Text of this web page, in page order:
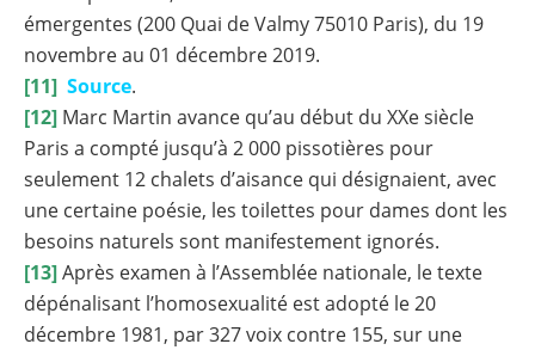
émergentes (200 Quai de Valmy 75010 Paris), du 19
novembre au 01 décembre 2019.
[11] Source.
[12] Marc Martin avance qu’au début du XXe siècle
Paris a compté jusqu’à 2 000 pissotières pour
seulement 12 chalets d’aisance qui désignaient, avec
une certaine poésie, les toilettes pour dames dont les
besoins naturels sont manifestement ignorés.
[13]Après examen à l’Assemblée nationale, le texte
dépénalisant l’homosexualité est adopté le 20
décembre 1981, par 327 voix contre 155, sur une